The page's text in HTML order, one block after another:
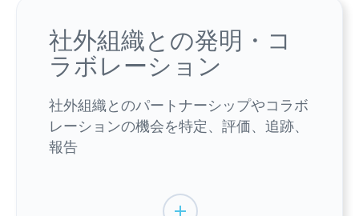
社外組織との発明・コ
ラボレーション
社外組織とのパートナーシップやコラボ
レーションの機会を特定、評価、追跡、
報告